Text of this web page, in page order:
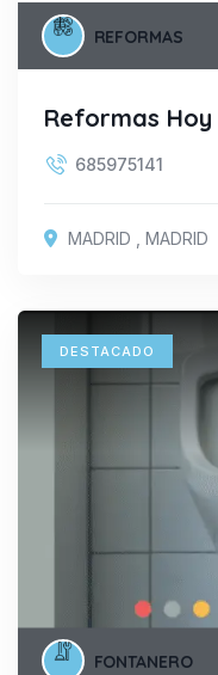
REFORMAS
Reformas Hoy
685975141
MADRID MADRID
DESTACADO
FONTANERO